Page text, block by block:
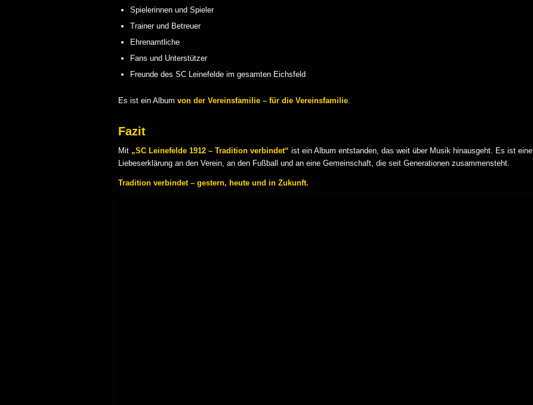
Spielerinnen und Spieler
Trainer und Betreuer
Ehrenamtliche
Fans und Unterstützer
Freunde des SC Leinefelde im gesamten Eichsfeld
Es ist ein Album von der Vereinsfamilie – für die Vereinsfamilie.
Fazit
Mit „SC Leinefelde 1912 – Tradition verbindet“ ist ein Album entstanden, das weit über Musik hinausgeht. Es ist eine
Liebeserklärung an den Verein, an den Fußball und an eine Gemeinschaft, die seit Generationen zusammensteht.
Tradition verbindet – gestern, heute und in Zukunft.